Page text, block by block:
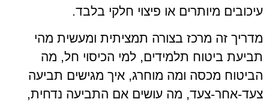
עיכובים מיותרים או פיצוי חלקי בלבד.
מדריך זה מרכז בצורה תמציתית ומעשית מהי
תביעת ביטוח תלמידים, למי הכיסוי חל, מה
הביטוח מכסה ומה מוחרג, איך מגישים תביעה
צעד-אחר-צעד, מה עושים אם התביעה נדחית,